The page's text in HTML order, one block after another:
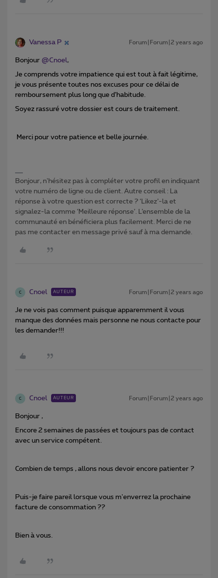
Vanessa P Forum|Forum|2 years ago
Bonjour @Cnoel,
Je comprends votre impatience qui est tout à fait légitime,
je vous présente toutes nos excuses pour ce délai de
remboursement plus long que d’habitude.
Soyez rassuré votre dossier est cours de traitement.
Merci pour votre patience et belle journée.
Bonjour, n'hésitez pas à compléter votre profil en indiquant
votre numéro de ligne ou de client. Autre conseil : La
réponse à votre question est correcte ? ‘Likez’-la et
signalez-la comme ‘Meilleure réponse’. L’ensemble de la
communauté en bénéficiera plus facilement. Merci de ne
pas me contacter en message privé sauf à ma demande.
C Cnoel AUTEUR Forum|Forum|2 years ago
Je ne vois pas comment puisque apparemment il vous
manque des données mais personne ne nous contacte pour
les demander!!!
C Cnoel AUTEUR Forum|Forum|2 years ago
Bonjour ,
Encore 2 semaines de passées et toujours pas de contact
avec un service compétent.
Combien de temps , allons nous devoir encore patienter ?
Puis-je faire pareil lorsque vous m'enverrez la prochaine
facture de consommation ??
Bien à vous.